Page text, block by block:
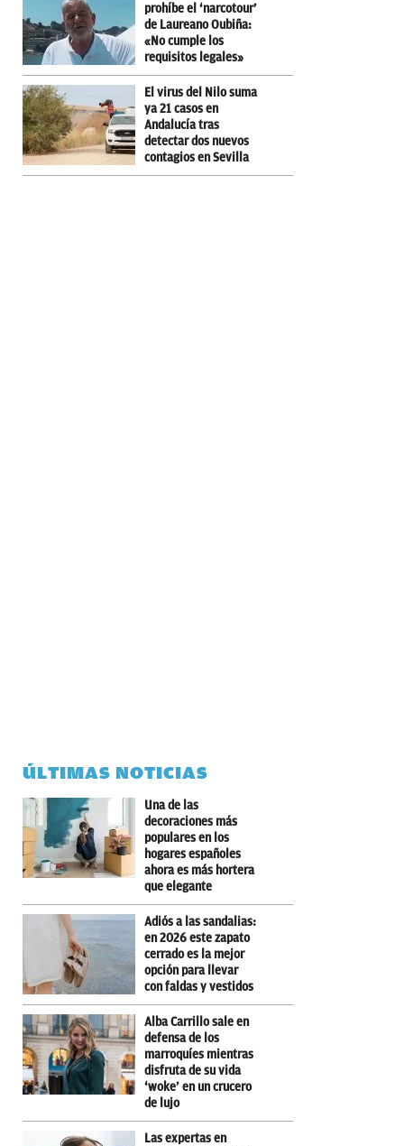
prohíbe el ‘narcotour’
de Laureano Oubiña:
«No cumple los
requisitos legales»
El virus del Nilo suma
ya 21 casos en
Andalucía tras
detectar dos nuevos
contagios en Sevilla
ÚLTIMAS NOTICIAS
Una de las
decoraciones más
populares en los
hogares españoles
ahora es más hortera
que elegante
Adiós a las sandalias:
en 2026 este zapato
cerrado es la mejor
opción para llevar
con faldas y vestidos
Alba Carrillo sale en
defensa de los
marroquíes mientras
disfruta de su vida
‘woke’ en un crucero
de lujo
Las expertas en